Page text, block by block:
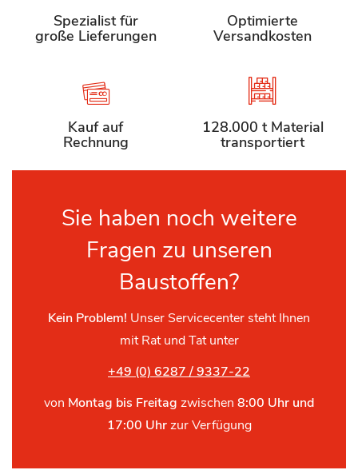
Spezialist für
große Lieferungen
Optimierte
Versandkosten
Kauf auf
Rechnung
128.000 t Material
transportiert
Sie haben noch weitere
Fragen zu unseren
Baustoffen?
Kein Problem! Unser Servicecenter steht Ihnen
mit Rat und Tat unter
+49 (0) 6287 / 9337-22
von Montag bis Freitag zwischen 8:00 Uhr und
17:00 Uhrzur Verfügung